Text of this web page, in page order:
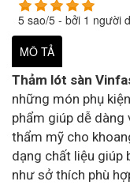
5 sao/5 - bởi 1 người
MÔ TẢ
Thảm lót sàn
những món phụ
phẩm giúp dễ dàng
thẩm mỹ cho
dạng chất liệu giúp
như sở thích phù